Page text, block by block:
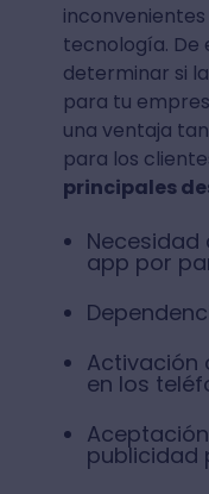
tecnología. De
determinar si
para tu
una ventaja
para los
principales
Necesidad
app por
Activación
en los
publicidad